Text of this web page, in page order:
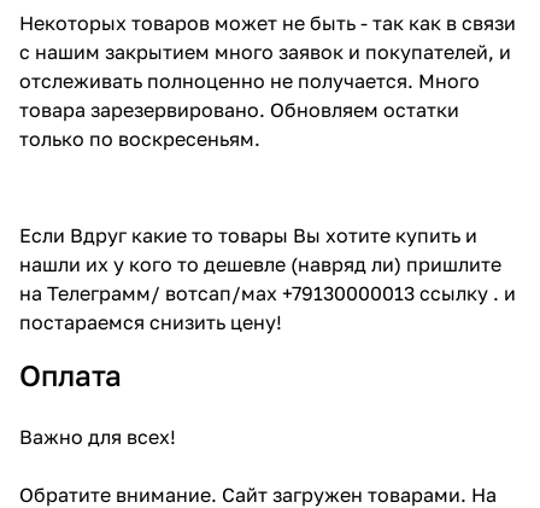
Некоторых товаров может не быть - так как в связи
с нашим закрытием много заявок и покупателей, и
отслеживать полноценно не получается. Много
товара зарезервировано. Обновляем остатки
только по воскресеньям.
Если Вдруг какие то товары Вы хотите купить и
нашли их у кого то дешевле (навряд ли) пришлите
на Телеграмм/ вотсап/мах +79130000013 ссылку . и
постараемся снизить цену!
Оплата
Важно для всех!
Обратите внимание. Сайт загружен товарами. На